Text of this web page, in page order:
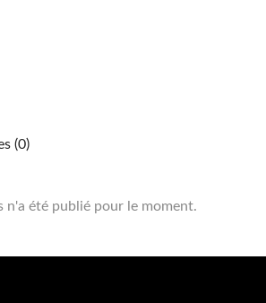
(0)
n'a été publié pour le moment.